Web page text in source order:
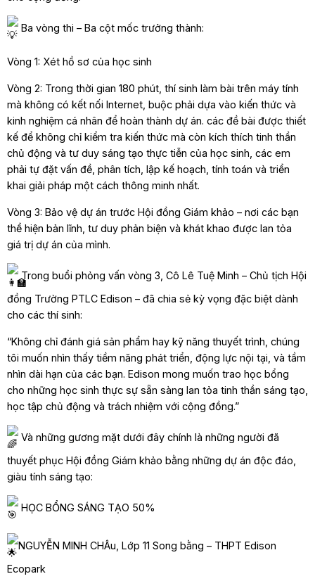
Ba vòng thi – Ba cột mốc trưởng thành:
Vòng 1: Xét hồ sơ của học sinh
Vòng 2: Trong thời gian 180 phút, thí sinh làm bài trên máy tính
mà không có kết nối Internet, buộc phải dựa vào kiến thức và
kinh nghiệm cá nhân để hoàn thành dự án. các đề bài được thiết
kế để không chỉ kiểm tra kiến thức mà còn kích thích tinh thần
chủ động và tư duy sáng tạo thực tiễn của học sinh, các em
phải tự đặt vấn đề, phân tích, lập kế hoạch, tính toán và triển
khai giải pháp một cách thông minh nhất.
Vòng 3: Bảo vệ dự án trước Hội đồng Giám khảo – nơi các bạn
thể hiện bản lĩnh, tư duy phản biện và khát khao được lan tỏa
giá trị dự án của mình.
Trong buổi phỏng vấn vòng 3, Cô Lê Tuệ Minh – Chủ tịch Hội
đồng Trường PTLC Edison – đã chia sẻ kỳ vọng đặc biệt dành
cho các thí sinh:
“Không chỉ đánh giá sản phẩm hay kỹ năng thuyết trình, chúng
tôi muốn nhìn thấy tiềm năng phát triển, động lực nội tại, và tầm
nhìn dài hạn của các bạn. Edison mong muốn trao học bổng
cho những học sinh thực sự sẵn sàng lan tỏa tinh thần sáng tạo,
học tập chủ động và trách nhiệm với cộng đồng.”
Và những gương mặt dưới đây chính là những người đã
thuyết phục Hội đồng Giám khảo bằng những dự án độc đáo,
giàu tính sáng tạo:
HỌC BỔNG SÁNG TẠO 50%
NGUYỄN MINH CHÂu, Lớp 11 Song bằng – THPT Edison
Ecopark